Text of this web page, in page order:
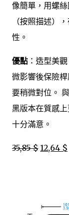
像簡單，用螺
（按照描述）
性。
優點 ：造型美
微影響後保險
要稍微對位。
黑版本在質感
十分滿意。
35,85 $ 12,64 $